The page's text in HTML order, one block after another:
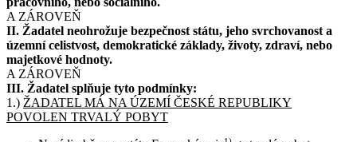
A ZÁROVEŇ
II. Žadatel neohrožuje bezpečnost státu, jeho svrchovanost a
územní celistvost, demokratické základy, životy, zdraví, nebo
majetkové hodnoty.
A ZÁROVEŇ
III. Žadatel splňuje tyto podmínky:
1.) ŽADATEL MÁ NA ÚZEMÍ ČESKÉ REPUBLIKY
POVOLEN TRVALÝ POBYT